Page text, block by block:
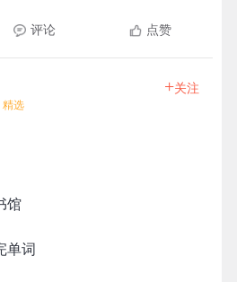
评论 点赞
精选
+关注
馆
单词